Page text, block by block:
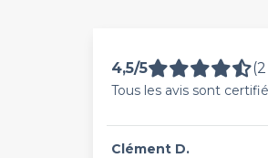
4,5/5
Tous les avis sont
Clément D.